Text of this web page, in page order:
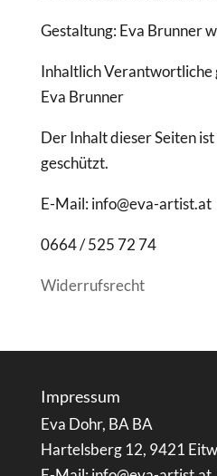
Gestaltung: Eva Brunner
Inhaltlich Verantwortliche
Eva Brunner
Der Inhalt dieser Seiten
geschützt.
E-Mail: info@eva-artist.at
0664 / 525 72 74
Widerrufsrecht
Impressum
Eva Dohr, BA BA
Hartelsberg 12, 9421